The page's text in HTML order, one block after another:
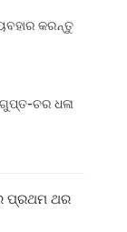
କରନ୍ତୁ
ଚର ଧଳା
ପ୍ରଥମ ଥର